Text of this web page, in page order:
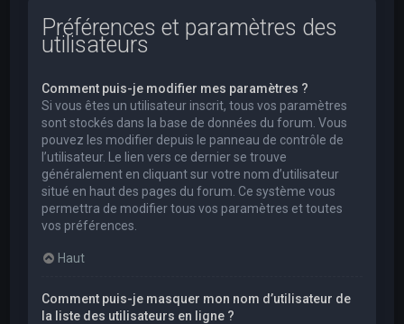
Préférences et paramètres des
utilisateurs
Comment puis-je modifier mes paramètres ?
Si vous êtes un utilisateur inscrit, tous vos paramètres
sont stockés dans la base de données du forum. Vous
pouvez les modifier depuis le panneau de contrôle de
l’utilisateur. Le lien vers ce dernier se trouve
généralement en cliquant sur votre nom d’utilisateur
situé en haut des pages du forum. Ce système vous
permettra de modifier tous vos paramètres et toutes
vos préférences.
Haut
Comment puis-je masquer mon nom d’utilisateur de
la liste des utilisateurs en ligne ?